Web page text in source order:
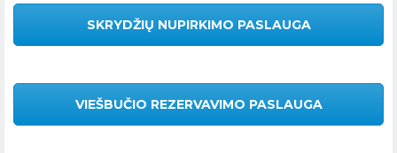
SKRYDŽIŲ NUPIRKIMO PASLAUGA
VIEŠBUČIO REZERVAVIMO PASLAUGA